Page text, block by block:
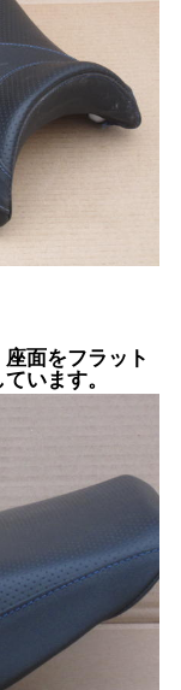
面をフラット
います。